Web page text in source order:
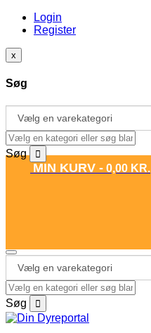
Login
Register
x
Søg
Søg
MIN KURV - 0,00 KR.
Søg